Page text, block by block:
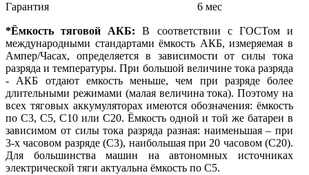
Гарантия
6 мес
*Ёмкость тяговой АКБ:В соответствии с ГОСТом и
международными стандартами ёмкость АКБ, измеряемая в
Ампер/Часах, определяется в зависимости от силы тока
разряда и температуры. При большой величине тока разряда
- АКБ отдают емкость меньше, чем при разряде более
длительными режимами (малая величина тока). Поэтому на
всех тяговых аккумуляторах имеются обозначения: ёмкость
по С3, С5, С10 или С20. Ёмкость одной и той же батареи в
зависимом от силы тока разряда разная: наименьшая – при
3-х часовом разряде (С3), наибольшая при 20 часовом (С20).
Для большинства машин на автономных источниках
электрической тяги актуальна ёмкость по С5.